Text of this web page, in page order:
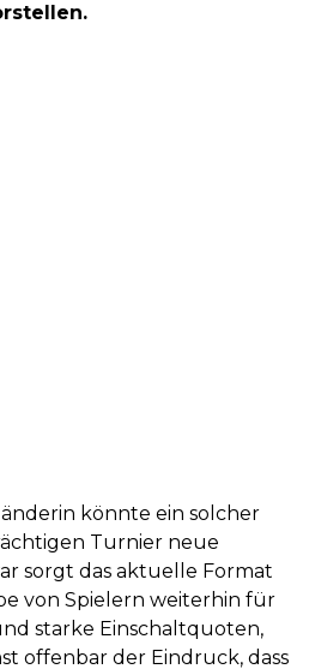
könnte ein solcher
Turnier neue
sorgt das aktuelle Format
von Spielern weiterhin für
starke Einschaltquoten,
offenbar der Eindruck, dass